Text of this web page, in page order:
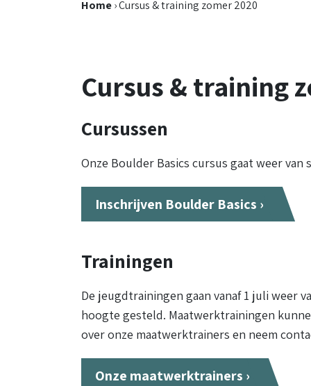
Home›Cursus & training zomer 2020
Cursus & training
Cursussen
Onze Boulder Basics cursus gaat weer
Inschrijven Boulder Basics ›
Trainingen
De jeugdtrainingen gaan vanaf 1 juli weer
hoogte gesteld. Maatwerktrainingen
over onze maatwerktrainers en neem
Onze maatwerktrainers ›